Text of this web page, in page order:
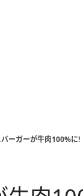
バーガーが牛肉100%